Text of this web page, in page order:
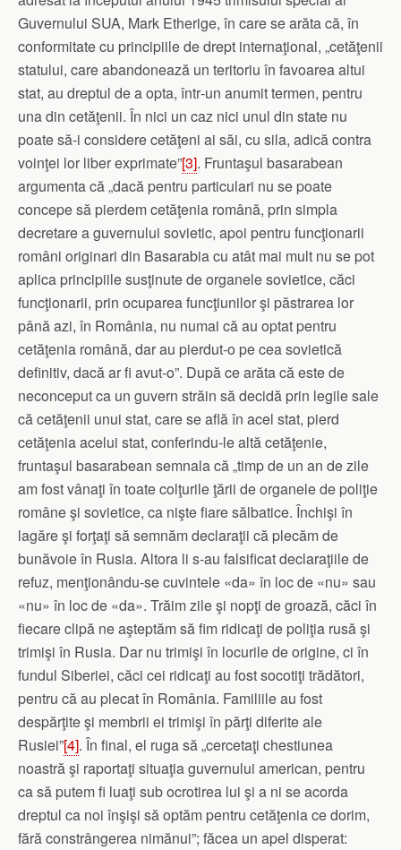
Guvernului SUA, Mark Etherige, în care se arăta că, în
conformitate cu principiile de drept internaţional, „cetăţenii
statului, care abandonează un teritoriu în favoarea altui
stat, au dreptul de a opta, într‑un anumit termen, pentru
una din cetăţenii. În nici un caz nici unul din state nu
poate să‑i considere cetăţeni ai săi, cu sila, adică contra
voinţei lor liber exprimate”[3]. Fruntaşul basarabean
argumenta că „dacă pentru particulari nu se poate
concepe să pierdem cetăţenia română, prin simpla
decretare a guvernului sovietic, apoi pentru funcţionarii
români originari din Basarabia cu atât mai mult nu se pot
aplica principiile susţinute de organele sovietice, căci
funcţionarii, prin ocuparea funcţiunilor şi păstrarea lor
până azi, în România, nu numai că au optat pentru
cetăţenia română, dar au pierdut‑o pe cea sovietică
definitiv, dacă ar fi avut‑o”. După ce arăta că este de
neconceput ca un guvern străin să decidă prin legile sale
că cetăţenii unui stat, care se află în acel stat, pierd
cetăţenia acelui stat, conferindu‑le altă cetăţenie,
fruntaşul basarabean semnala că „timp de un an de zile
am fost vânaţi în toate colţurile ţării de organele de poliţie
române şi sovietice, ca nişte fiare sălbatice. Închişi în
lagăre şi forţaţi să semnăm declaraţii că plecăm de
bunăvoie în Rusia. Altora li s‑au falsificat declaraţiile de
refuz, menţionându‑se cuvintele «da» în loc de «nu» sau
«nu» în loc de «da». Trăim zile şi nopţi de groază, căci în
fiecare clipă ne aşteptăm să fim ridicaţi de poliţia rusă şi
trimişi în Rusia. Dar nu trimişi în locurile de origine, ci în
fundul Siberiei, căci cei ridicaţi au fost socotiţi trădători,
pentru că au plecat în România. Familiile au fost
despărţite şi membrii ei trimişi în părţi diferite ale
Rusiei”[4]. În final, el ruga să „cercetaţi chestiunea
noastră şi raportaţi situaţia guvernului american, pentru
ca să putem fi luaţi sub ocrotirea lui şi a ni se acorda
dreptul ca noi înşişi să optăm pentru cetăţenia ce dorim,
fără constrângerea nimănui”; făcea un apel disperat: